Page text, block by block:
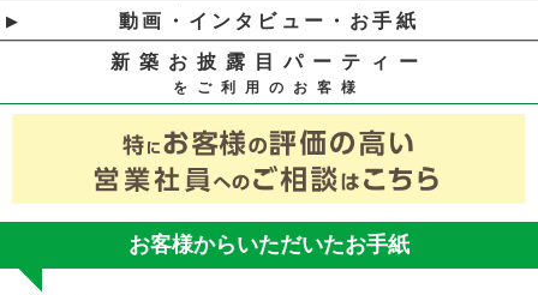
動画・インタビュー・お手紙
新築お披露目パーティー
をご利用のお客様
お客様からいただいたお手紙